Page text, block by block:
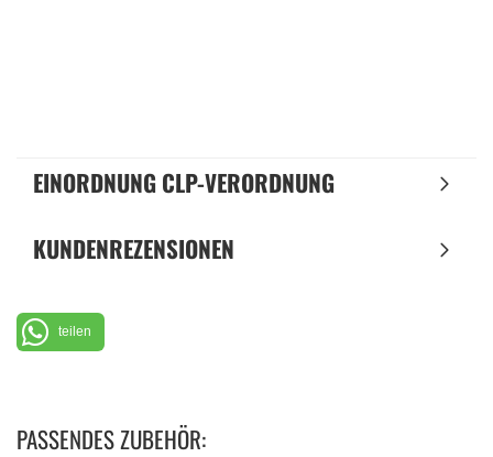
EINORDNUNG CLP-VERORDNUNG
KUNDENREZENSIONEN
teilen
PASSENDES ZUBEHÖR: